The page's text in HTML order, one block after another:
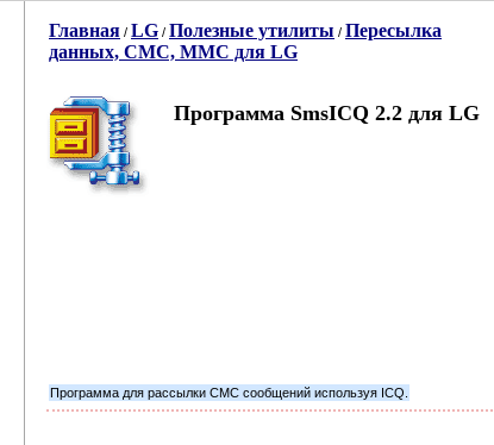
Главная / LG / Полезные утилиты / Пересылка
данных, СМС, ММС для LG
Программа SmsICQ 2.2 для LG
Программа для рассылки СМС сообщений используя ICQ.